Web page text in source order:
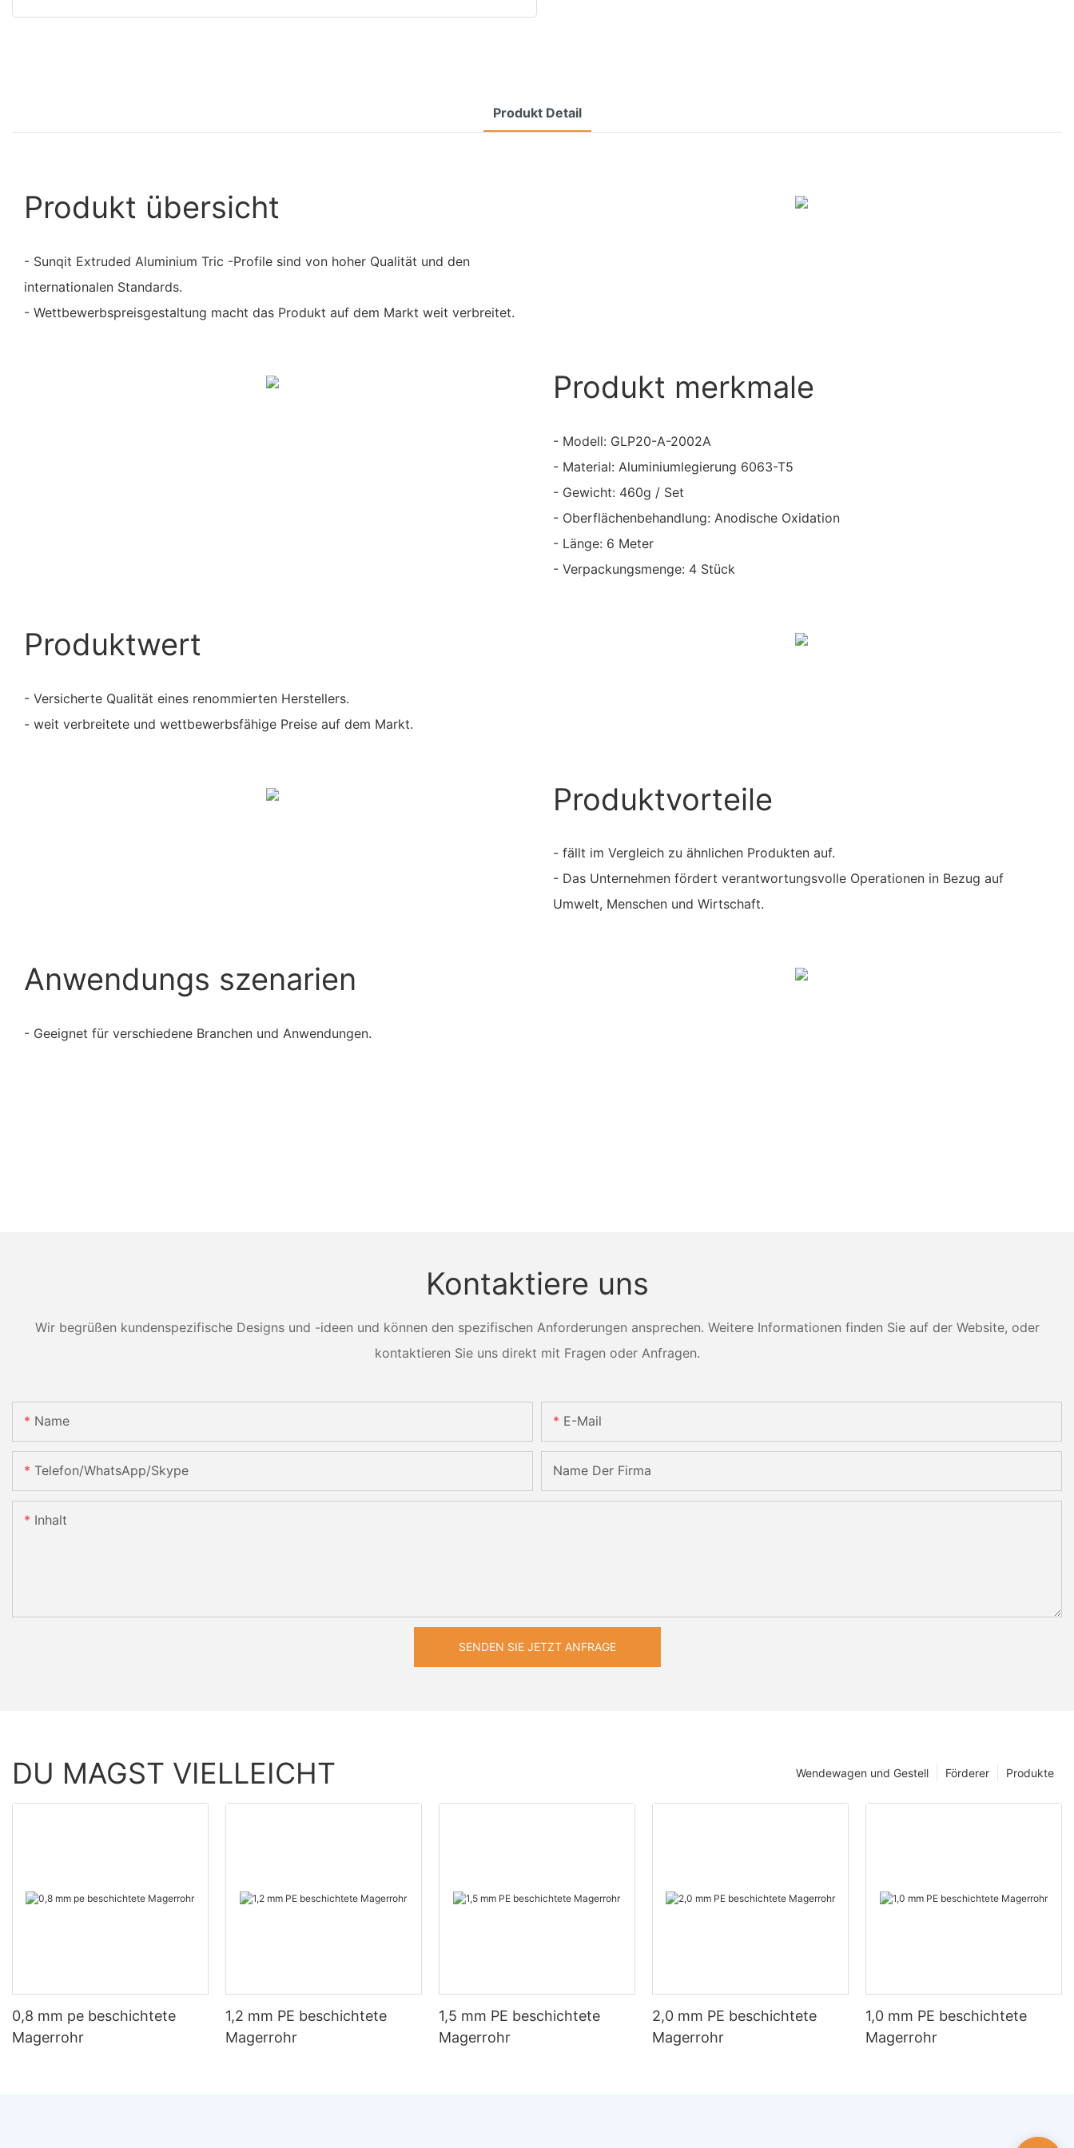
Produkt Detail
Produkt übersicht
- Sunqit Extruded Aluminium Tric -Profile sind von hoher Qualität und den
internationalen Standards.
- Wettbewerbspreisgestaltung macht das Produkt auf dem Markt weit verbreitet.
Produkt merkmale
- Modell: GLP20-A-2002A
- Material: Aluminiumlegierung 6063-T5
- Gewicht: 460g / Set
- Oberflächenbehandlung: Anodische Oxidation
- Länge: 6 Meter
- Verpackungsmenge: 4 Stück
Produktwert
- Versicherte Qualität eines renommierten Herstellers.
- weit verbreitete und wettbewerbsfähige Preise auf dem Markt.
Produktvorteile
- fällt im Vergleich zu ähnlichen Produkten auf.
- Das Unternehmen fördert verantwortungsvolle Operationen in Bezug auf
Umwelt, Menschen und Wirtschaft.
Anwendungs szenarien
- Geeignet für verschiedene Branchen und Anwendungen.
Kontaktiere uns
Wir begrüßen kundenspezifische Designs und -ideen und können den spezifischen Anforderungen ansprechen. Weitere Informationen finden Sie auf der Website, oder
kontaktieren Sie uns direkt mit Fragen oder Anfragen.
Name E-Mail
Telefon/WhatsApp/Skype Name Der Firma
Inhalt
SENDEN SIE JETZT ANFRAGE
DU MAGST VIELLEICHT Produkte
Förderer
Wendewagen und Gestell
0,8 mm pe beschichtete
Magerrohr
1,2 mm PE beschichtete
Magerrohr
1,5 mm PE beschichtete
Magerrohr
2,0 mm PE beschichtete
Magerrohr
1,0 mm PE beschichtete
Magerrohr